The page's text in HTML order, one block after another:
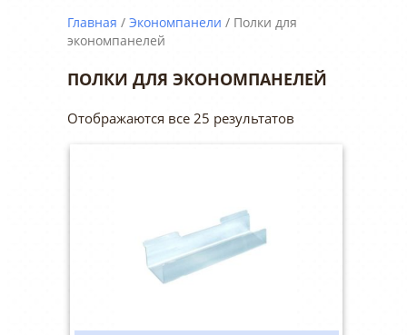
Главная / Экономпанели / Полки для
экономпанелей
ПОЛКИ ДЛЯ ЭКОНОМПАНЕЛЕЙ
Отображаются все 25 результатов